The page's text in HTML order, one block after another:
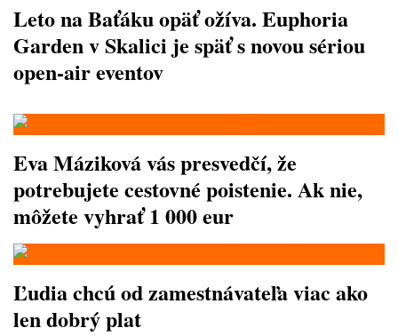
Leto na Baťáku opäť ožíva. Euphoria
Garden v Skalici je späť s novou sériou
open-air eventov
Eva Máziková vás presvedčí, že
potrebujete cestovné poistenie. Ak nie,
môžete vyhrať 1 000 eur
Ľudia chcú od zamestnávateľa viac ako
len dobrý plat